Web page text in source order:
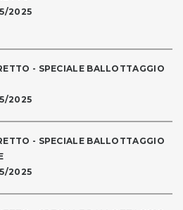
2025
- SPECIALE BALLOTTAGGIO
2025
- SPECIALE BALLOTTAGGIO
2025